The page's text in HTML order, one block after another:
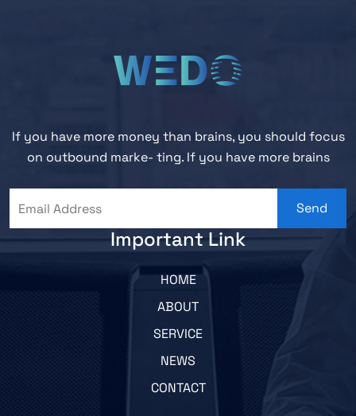
If you have more money than brains, you should focus
on outbound marke- ting. If you have more brains
Send
Important Link
HOME
ABOUT
SERVICE
NEWS
CONTACT